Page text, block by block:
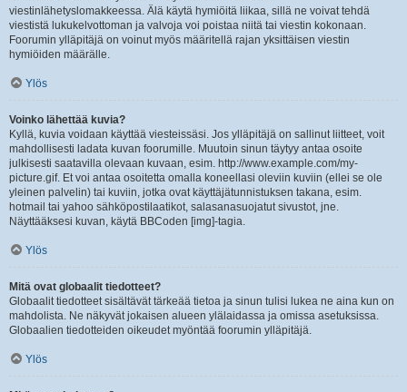
viestinlähetyslomakkeessa. Älä käytä hymiöitä liikaa, sillä ne voivat tehdä
viestistä lukukelvottoman ja valvoja voi poistaa niitä tai viestin kokonaan.
Foorumin ylläpitäjä on voinut myös määritellä rajan yksittäisen viestin
hymiöiden määrälle.
Ylös
Voinko lähettää kuvia?
Kyllä, kuvia voidaan käyttää viesteissäsi. Jos ylläpitäjä on sallinut liitteet, voit
mahdollisesti ladata kuvan foorumille. Muutoin sinun täytyy antaa osoite
julkisesti saatavilla olevaan kuvaan, esim. http://www.example.com/my-
picture.gif. Et voi antaa osoitetta omalla koneellasi oleviin kuviin (ellei se ole
yleinen palvelin) tai kuviin, jotka ovat käyttäjätunnistuksen takana, esim.
hotmail tai yahoo sähköpostilaatikot, salasanasuojatut sivustot, jne.
Näyttääksesi kuvan, käytä BBCoden [img]-tagia.
Ylös
Mitä ovat globaalit tiedotteet?
Globaalit tiedotteet sisältävät tärkeää tietoa ja sinun tulisi lukea ne aina kun on
mahdolista. Ne näkyvät jokaisen alueen ylälaidassa ja omissa asetuksissa.
Globaalien tiedotteiden oikeudet myöntää foorumin ylläpitäjä.
Ylös